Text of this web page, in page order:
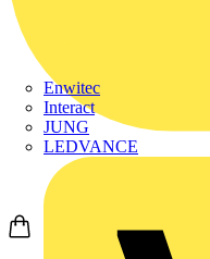
Enwitec
Interact
JUNG
LEDVANCE